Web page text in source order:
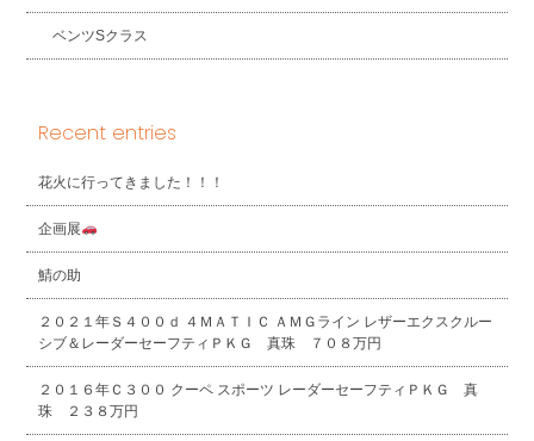
ベンツSクラス
Recent entries
花火に行ってきました！！！
企画展
鯖の助
２０２１年Ｓ４００ｄ ４ＭＡＴＩＣ ＡＭＧライン レザーエクスクルー
シブ＆レーダーセーフティＰＫＧ 真珠 ７０８万円
２０１６年Ｃ３００ クーペ スポーツ レーダーセーフティＰＫＧ 真
珠 ２３８万円